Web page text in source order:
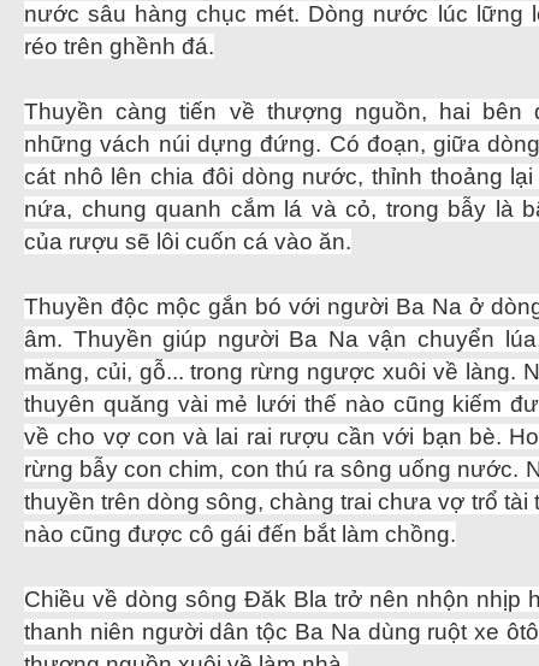
nước sâu hàng chục mét. Dòng nước lúc lững
réo trên ghềnh đá.
Thuyền càng tiến về thượng nguồn, hai bên
những vách núi dựng đứng. Có đoạn, giữa
cát nhô lên chia đôi dòng nước, thỉnh thoảng
nứa, chung quanh cắm lá và cỏ, trong bẫy là
của rượu sẽ lôi cuốn cá vào ăn.
Thuyền độc mộc gắn bó với người Ba Na ở
âm. Thuyền giúp người Ba Na vận chuyển
măng, củi, gỗ... trong rừng ngược xuôi về làng.
thuyên quăng vài mẻ lưới thế nào cũng kiếm
về cho vợ con và lai rai rượu cần với bạn bè.
rừng bẫy con chim, con thú ra sông uống nước.
thuyền trên dòng sông, chàng trai chưa vợ trổ tài
nào cũng được cô gái đến bắt làm chồng.
Chiều về dòng sông Đăk Bla trở nên nhộn nhịp
thanh niên người dân tộc Ba Na dùng ruột xe